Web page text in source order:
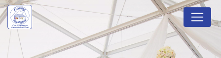
Panneau de gestion des cookies